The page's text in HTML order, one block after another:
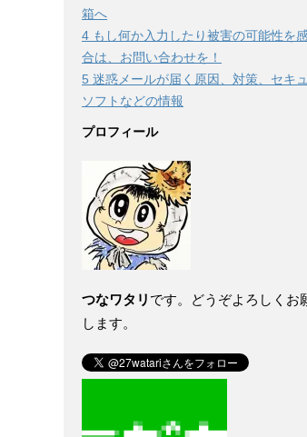
箱へ
4 もし何か入力したり被害の可能性を
合は、お問い合わせを！
5 迷惑メールが届く原因、対策、セキ
ソフトなどの情報
プロフィール
つなワタリ です。どうぞよろしくお
します。